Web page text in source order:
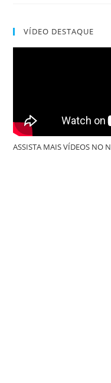
VÍDEO DESTAQUE
ASSISTA MAIS VÍDEOS NO